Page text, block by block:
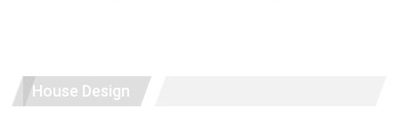
House Design